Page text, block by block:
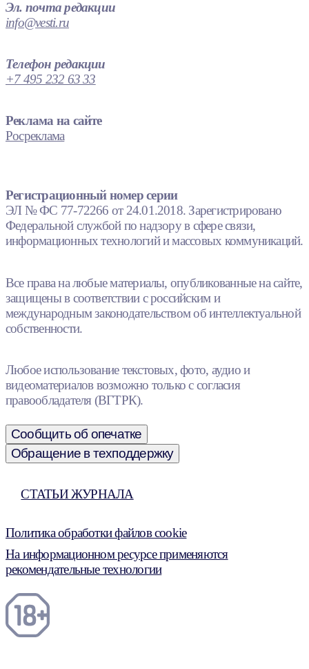
Эл. почта редакции
info@vesti.ru
Телефон редакции
+7 495 232 63 33
Реклама на сайте
Росреклама
Регистрационный номер серии
ЭЛ № ФС 77-72266 от 24.01.2018. Зарегистрировано
Федеральной службой по надзору в сфере связи,
информационных технологий и массовых коммуникаций.
Все права на любые материалы, опубликованные на сайте,
защищены в соответствии с российским и
международным законодательством об интеллектуальной
собственности.
Любое использование текстовых, фото, аудио и
видеоматериалов возможно только с согласия
правообладателя (ВГТРК).
Сообщить об опечатке
Обращение в техподдержку
СТАТЬИ ЖУРНАЛА
Политика обработки файлов cookie
На информационном ресурсе применяются
рекомендательные технологии